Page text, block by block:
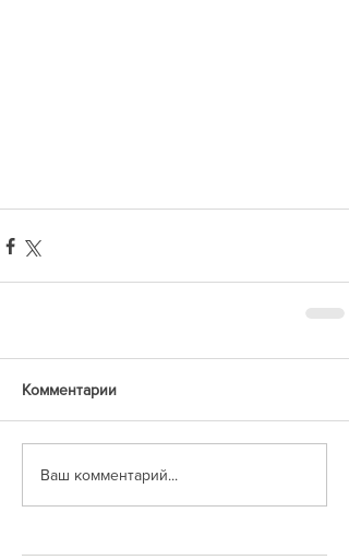
Комментарии
Ваш комментарий...